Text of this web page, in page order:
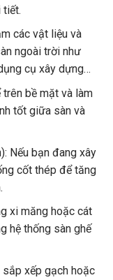
tiết.
các vật liệu và
ngoài trời như
cụ xây dựng…
bề mặt và làm
tốt giữa sàn và
Nếu bạn đang xây
cốt thép để tăng
xi măng hoặc cát
hệ thống sàn ghế
xếp gạch hoặc